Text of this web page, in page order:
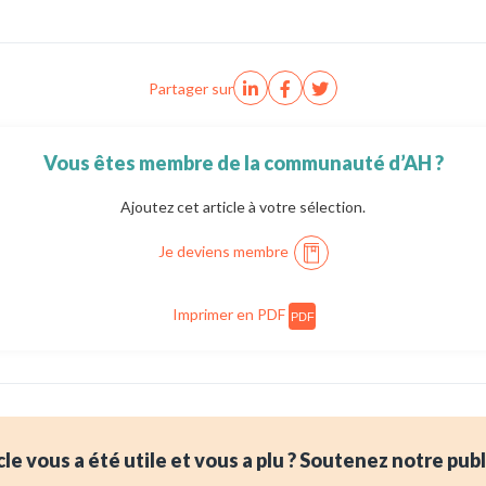
Partager sur
Vous êtes membre de la communauté d’AH ?
Ajoutez cet article à votre sélection.
Je deviens membre
Imprimer en PDF PDF
vous a été utile et vous a plu ? Soutenez notre